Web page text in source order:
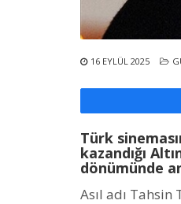
16 EYLÜL 2025
Türk
kazandığı
dönümünde
Asıl adı